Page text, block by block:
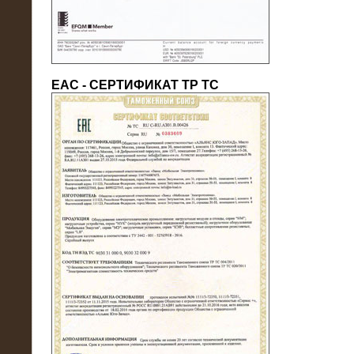
22.05.2016
Нагрузочный модуль в контейнере
10 МВт (0,4 кВ - напряжение)
ЕАС - СЕРТИФИКАТ ТР ТС